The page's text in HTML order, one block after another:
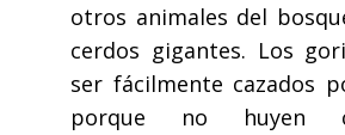
otros animales del
cerdos gigantes. Los
ser fácilmente cazados
porque no huyen